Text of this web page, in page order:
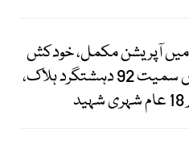
میں آپریشن مکمل، خودکش
حملہ آوروں سمیت 92 دہشتگرد ہلاک،